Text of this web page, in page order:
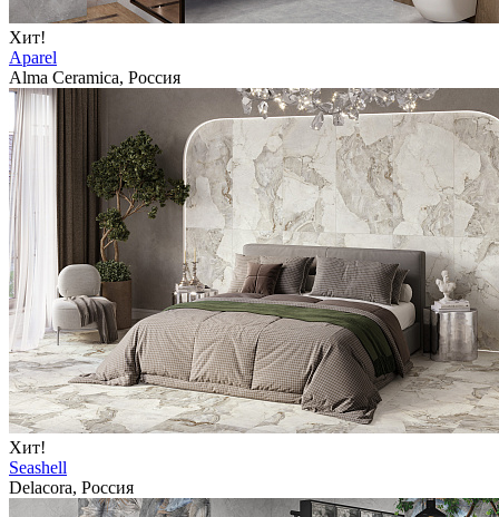
Хит!
Aparel
Alma Ceramica, Россия
Хит!
Seashell
Delacora, Россия